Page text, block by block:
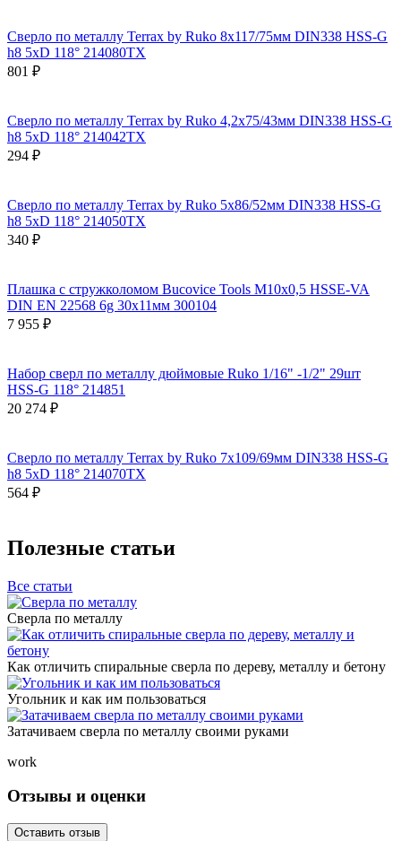
Сверло по металлу Terrax by Ruko 8x117/75мм DIN338 HSS-G
h8 5xD 118° 214080TX
801 ₽
Сверло по металлу Terrax by Ruko 4,2x75/43мм DIN338 HSS-G
h8 5xD 118° 214042TX
294 ₽
Сверло по металлу Terrax by Ruko 5x86/52мм DIN338 HSS-G
h8 5xD 118° 214050TX
340 ₽
Плашка с стружколомом Bucovice Tools М10х0,5 HSSE-VA
DIN EN 22568 6g 30х11мм 300104
7 955 ₽
Набор сверл по металлу дюймовые Ruko 1/16" -1/2" 29шт
HSS-G 118° 214851
20 274 ₽
Сверло по металлу Terrax by Ruko 7x109/69мм DIN338 HSS-G
h8 5xD 118° 214070TX
564 ₽
Полезные статьи
Все статьи
Сверла по металлу
Как отличить спиральные сверла по дереву, металлу и бетону
Угольник и как им пользоваться
Затачиваем сверла по металлу своими руками
work
Отзывы и оценки
Оставить отзыв